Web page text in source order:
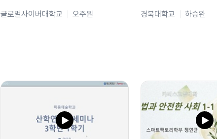
글로벌사이버대학교 오주원 경북대학교 하승완